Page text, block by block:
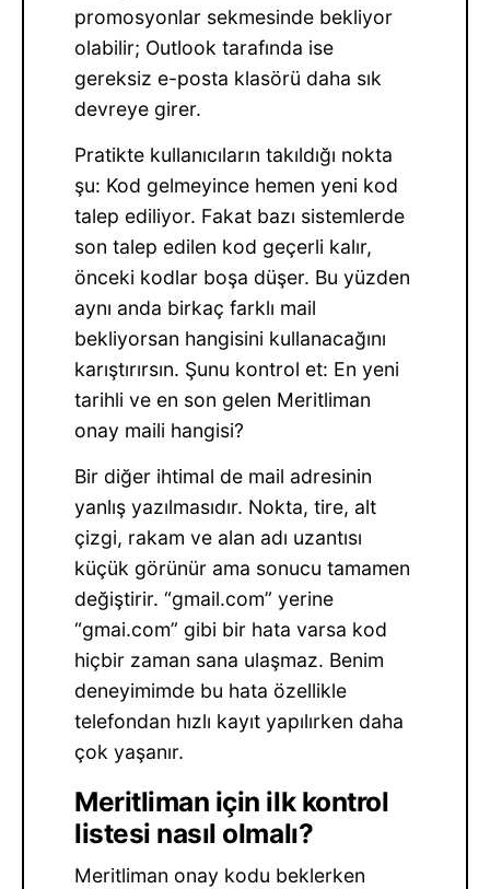
promosyonlar sekmesinde bekliyor
olabilir; Outlook tarafında ise
gereksiz e-posta klasörü daha sık
devreye girer.
Pratikte kullanıcıların takıldığı nokta
şu: Kod gelmeyince hemen yeni kod
talep ediliyor. Fakat bazı sistemlerde
son talep edilen kod geçerli kalır,
önceki kodlar boşa düşer. Bu yüzden
aynı anda birkaç farklı mail
bekliyorsan hangisini kullanacağını
karıştırırsın. Şunu kontrol et: En yeni
tarihli ve en son gelen Meritliman
onay maili hangisi?
Bir diğer ihtimal de mail adresinin
yanlış yazılmasıdır. Nokta, tire, alt
çizgi, rakam ve alan adı uzantısı
küçük görünür ama sonucu tamamen
değiştirir. “gmail.com” yerine
“gmai.com” gibi bir hata varsa kod
hiçbir zaman sana ulaşmaz. Benim
deneyimimde bu hata özellikle
telefondan hızlı kayıt yapılırken daha
çok yaşanır.
Meritliman için ilk kontrol
listesi nasıl olmalı?
Meritliman onay kodu beklerken